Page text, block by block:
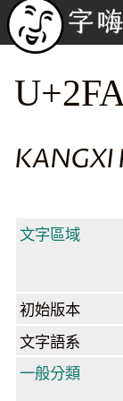
KANGXI
文字區域
初始版本
文字語系
一般分類